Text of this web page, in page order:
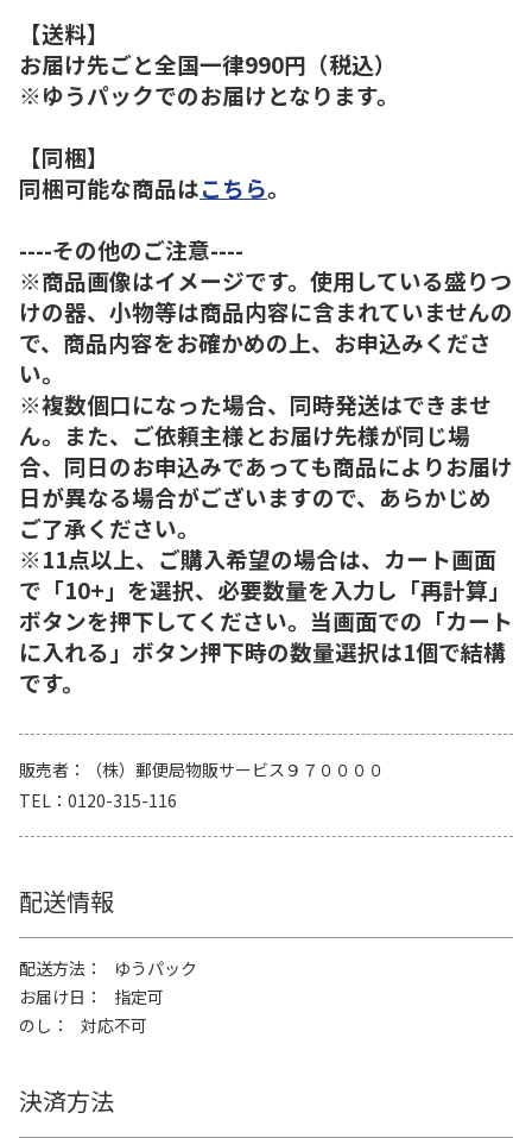
【送料】
お届け先ごと全国一律990円（税込）
※ゆうパックでのお届けとなります。
【同梱】
同梱可能な商品はこちら。
----その他のご注意----
※商品画像はイメージです。使用している盛りつ
けの器、小物等は商品内容に含まれていませんの
で、商品内容をお確かめの上、お申込みくださ
い。
※複数個口になった場合、同時発送はできませ
ん。また、ご依頼主様とお届け先様が同じ場
合、同日のお申込みであっても商品によりお届け
日が異なる場合がございますので、あらかじめ
ご了承ください。
※11点以上、ご購入希望の場合は、カート画面
で「10+」を選択、必要数量を入力し「再計算」
ボタンを押下してください。当画面での「カート
に入れる」ボタン押下時の数量選択は1個で結構
です。
販売者
（株）郵便局物販サービス９７００００
TEL
0120-315-116
配送情報
配送方法
ゆうパック
お届け日
指定可
のし
対応不可
決済方法